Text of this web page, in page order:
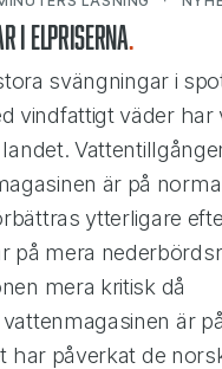
i elpriserna
svängningar i
vindfattigt väder har
är på
ytterligare
på mera
mera kritisk då
är
har påverkat de